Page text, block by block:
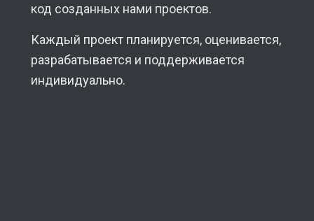
код созданных нами проектов.
Каждый проект планируется, оценивается,
разрабатывается и поддерживается
индивидуально.